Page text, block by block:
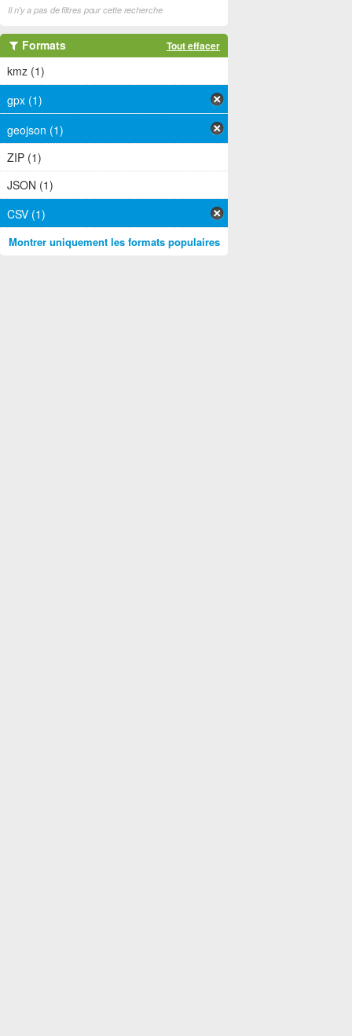
Il n'y a pas de filtres pour cette recherche
Formats Tout effacer
kmz (1)
gpx (1)
geojson (1)
ZIP (1)
JSON (1)
CSV (1)
Montrer uniquement les formats populaires